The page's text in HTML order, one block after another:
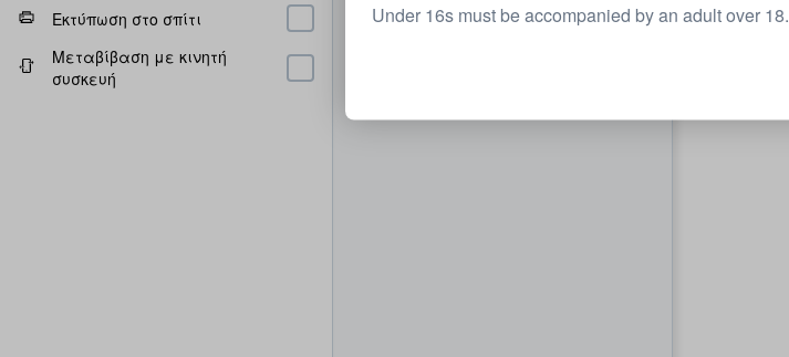
Εκτύπωση στο σπίτι
Μεταβίβαση με κινητή
συσκευή
Under 16s must be accompanied by an adult over 18.